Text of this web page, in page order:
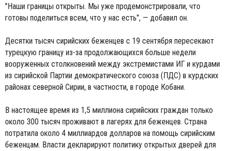
"Наши границы открыты. Мы уже продемонстрировали, что
готовы поделиться всем, что у нас есть", — добавил он.
Десятки тысяч сирийских беженцев с 19 сентября пересекают
турецкую границу из-за продолжающихся больше недели
вооруженных столкновений между экстремистами ИГ и курдами
из сирийской Партии демократического союза (ПДС) в курдских
районах северной Сирии, в частности, в городе Кобани.
В настоящее время из 1,5 миллиона сирийских граждан только
около 300 тысяч проживают в лагерях для беженцев. Страна
потратила около 4 миллиардов долларов на помощь сирийским
беженцам. Власти декларируют политику открытых дверей для